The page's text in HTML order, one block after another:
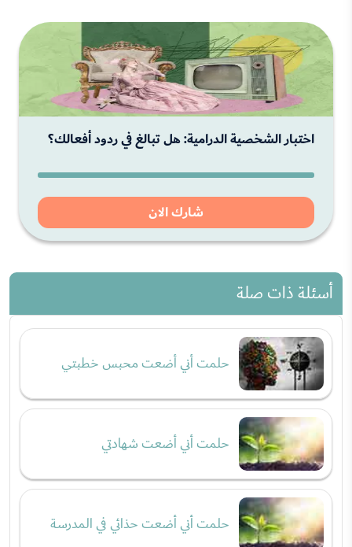
اختبار الشخصية الدرامية: هل تبالغ في ردود أفعالك؟
شارك الان
أسئلة ذات صلة
حلمت أني أضعت محبس خطبتي
حلمت أني أضعت شهادتي
حلمت أني أضعت حذائي في المدرسة